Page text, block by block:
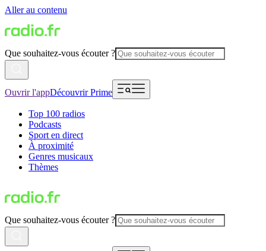
Aller au contenu
Que souhaitez-vous écouter ?
Ouvrir l'appDécouvrir Prime
Top 100 radios
Podcasts
Sport en direct
À proximité
Genres musicaux
Thèmes
Que souhaitez-vous écouter ?